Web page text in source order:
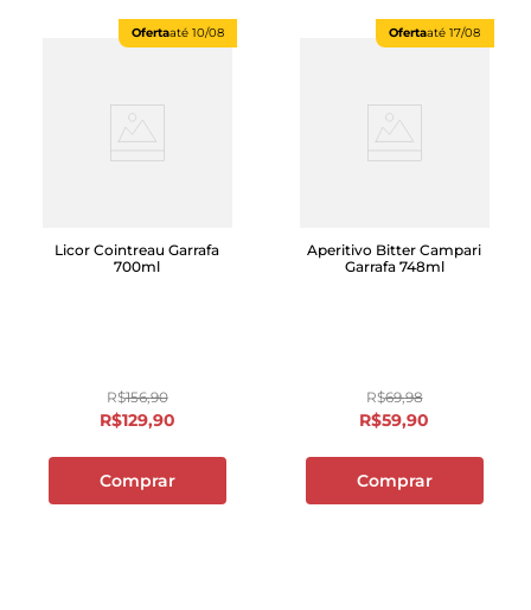
Ofertaaté 10/08
Licor Cointreau Garrafa
700ml
R$156,90
R$129,90
Comprar
Ofertaaté 17/08
Aperitivo Bitter Campari
Garrafa 748ml
R$69,98
R$59,90
Comprar